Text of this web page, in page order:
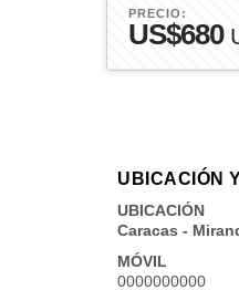
PRECIO:
US$680
UBICACIÓN
UBICACIÓN
Caracas -
MÓVIL
0000000000